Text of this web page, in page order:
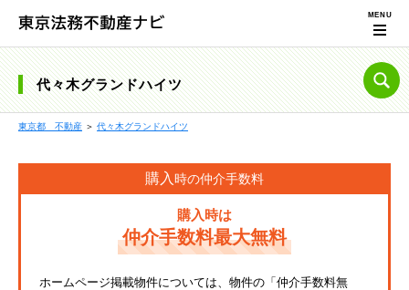
代々木グランドハイツ
東京都 不動産 ＞ 代々木グランドハイツ
購入時の仲介手数料
購入時は
仲介手数料最大無料
ホームページ掲載物件については、物件の「仲介手数料無